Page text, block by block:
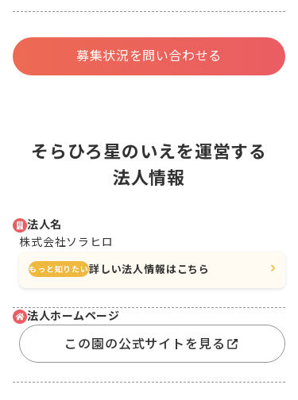
募集状況を問い合わせる
そらひろ星のいえを運営する
法人情報
法人名
株式会社ソラヒロ
もっと知りたい詳しい法人情報はこちら
法人ホームページ
この園の公式サイトを見る